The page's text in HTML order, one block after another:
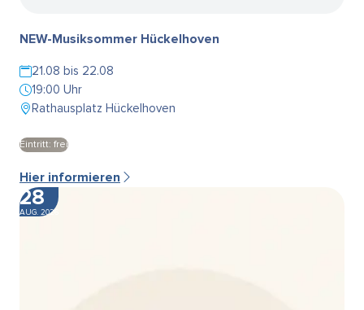
NEW-Musiksommer Hückelhoven
21.08 bis 22.08
19:00 Uhr
Rathausplatz Hückelhoven
Eintritt: frei
Hier informieren
28
AUG. 2026